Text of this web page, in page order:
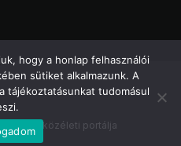
online közéleti portálja
hogy a honlap felhasználói
sütiket alkalmazunk. A
tájékoztatásunkat tudomásul